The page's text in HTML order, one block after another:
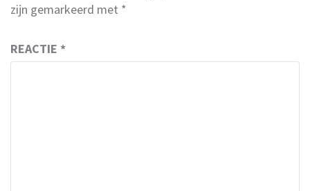
zijn gemarkeerd met *
REACTIE *